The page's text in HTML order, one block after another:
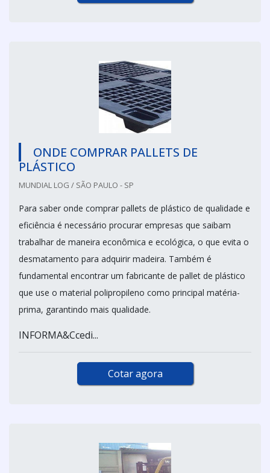
ONDE COMPRAR PALLETS DE
PLÁSTICO
MUNDIAL LOG / SÃO PAULO - SP
Para saber onde comprar pallets de plástico de qualidade e
eficiência é necessário procurar empresas que saibam
trabalhar de maneira econômica e ecológica, o que evita o
desmatamento para adquirir madeira. Também é
fundamental encontrar um fabricante de pallet de plástico
que use o material polipropileno como principal matéria-
prima, garantindo mais qualidade.
INFORMA&Ccedi...
Cotar agora